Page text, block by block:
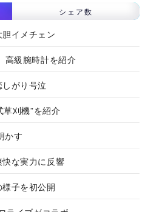
シェア数
イメチェン
高級腕時計を紹介
がり号泣
刈機”を紹介
かす
快な実力に反響
子を初公開